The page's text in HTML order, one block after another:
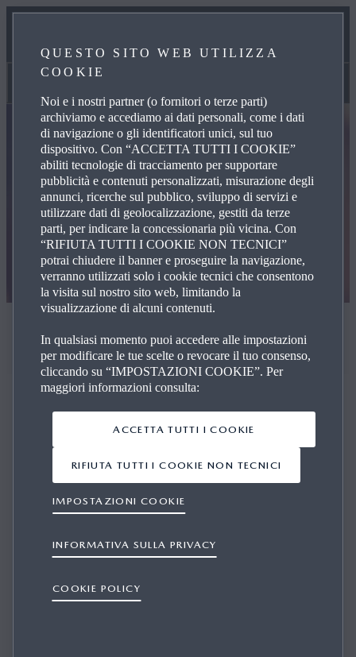
MAZDA RADIO
Notizie ed eventi
LE GRANDI AV­VEN­TU­RE INI­ZIANO QUI
Scopri gli eventi Mazda: sport, cinema, lifestyle, uniti
nostre auto a chi ama guidare ed emozionarsi. Iscriviti alla
consulta l'archivio per curiosare negli eventi passati.
QUESTO SITO WEB UTILIZZA
COOKIE
Noi e i nostri partner (o fornitori o terze parti)
archiviamo e accediamo ai dati personali, come i dati
di navigazione o gli identificatori unici, sul tuo
dispositivo. Con “ACCETTA TUTTI I COOKIE”
abiliti tecnologie di tracciamento per supportare
pubblicità e contenuti personalizzati, misurazione degli
annunci, ricerche sul pubblico, sviluppo di servizi e
utilizzare dati di geolocalizzazione, gestiti da terze
parti, per indicare la concessionaria più vicina. Con
“RIFIUTA TUTTI I COOKIE NON TECNICI”
potrai chiudere il banner e proseguire la navigazione,
verranno utilizzati solo i cookie tecnici che consentono
la visita sul nostro sito web, limitando la
visualizzazione di alcuni contenuti.
In qualsiasi momento puoi accedere alle impostazioni
per modificare le tue scelte o revocare il tuo consenso,
cliccando su “IMPOSTAZIONI COOKIE”. Per
maggiori informazioni consulta:
INFORMATIVA SULLA PRIVACY
COOKIE POLICY
IMPOSTAZIONI COOKIE
RIFIUTA TUTTI I COOKIE NON TECNICI
ACCETTA TUTTI I COOKIE